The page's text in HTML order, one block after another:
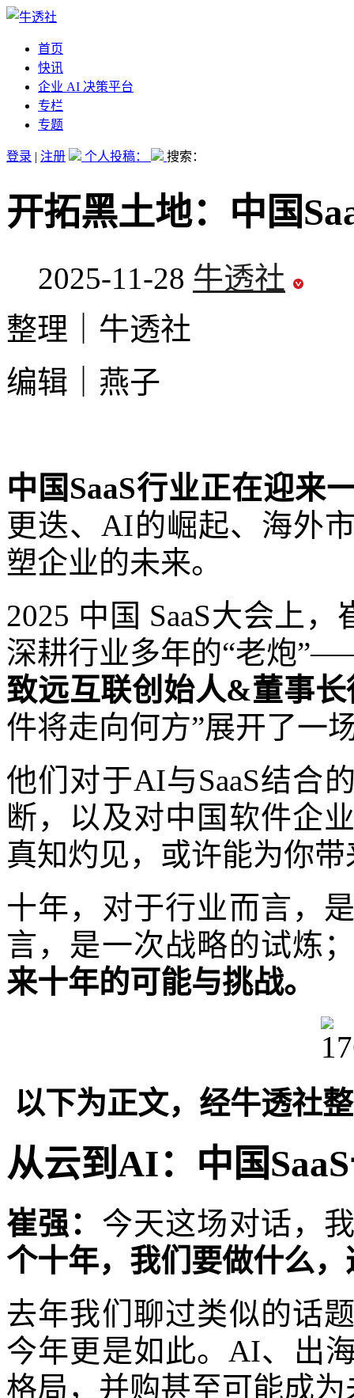
首页
快讯
企业 AI 决策平台
专栏
专题
登录 | 注册 个人投稿： 搜索：
开拓黑土地：中国
2025-11-28 牛透社
整理｜牛透社
编辑｜燕子
中国SaaS行业正在迎
更迭、AI的崛起、海外
塑企业的未来。
2025 中国 SaaS大会上
深耕行业多年的“老炮
致远互联创始人&董事长
件将走向何方”展开了一
他们对于AI与SaaS结合
断，以及对中国软件企
真知灼见，或许能为你
十年，对于行业而言，
言，是一次战略的试炼
来十年的可能与挑战。
以下为正文，经牛透社
从云到AI：中国
崔强： 今天这场对话，
个十年，我们要做什么
去年我们聊过类似的话
今年更是如此。AI、出
格局，并购甚至可能成